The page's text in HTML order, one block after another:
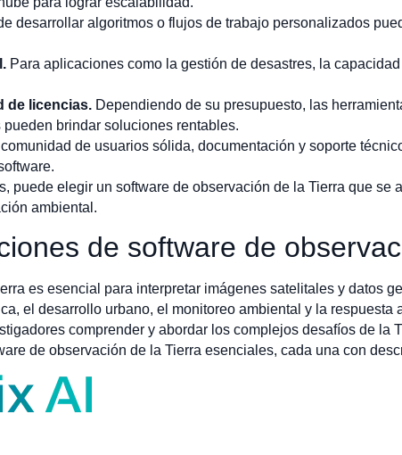
desarrollar algoritmos o flujos de trabajo personalizados
Para aplicaciones como la gestión de desastres, la
de licencias. Dependiendo de su presupuesto, las
brindar soluciones rentables.
de usuarios sólida, documentación y soporte
puede elegir un software de observación de la Tierra que se
ambiental.
de software de
es esencial para interpretar imágenes satelitales y datos
el desarrollo urbano, el monitoreo ambiental y la respuesta
comprender y abordar los complejos desafíos de la
de observación de la Tierra esenciales, cada una con